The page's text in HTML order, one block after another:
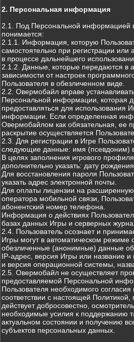
2. Персональная информация
2.1. Под Персональной информацией
понимается:
2.1.1. Информация, которую
самостоятельно при регистрации или
в процессе дальнейшего
2.1.2. Данные, которые передаются в
зависимости от настроек
Пользователя в обезличенном виде.
2.2. Овермобайл вправе
Персональной информации, которая
предоставляться для использования
информации. Если определенная
Овермобайлом как обязательная, ее
раскрытие осуществляется
2.3. Для регистрации в Игре
следующие данные: имя (псевдоним)
В целях заполнения игрового
дополнительно указать: дату
Для восстановления пароля
указать адрес электронной почты.
Для оплаты лицензии на
оператора мобильной связи,
абонентский номер телефона.
Информация о действиях
базах данных Игры и серверных
2.4. Пользователь осознает и
Игры могут в автоматическом режиме
обезличенные (анонимные) данные об
IP-адрес, версия Игры или название и
и версия операционной системы,
2.5. Овермобайл не осуществляет
предоставляемой Персональной
Пользователя необходимого согласия
соответствии с настоящей Политикой,
действует добросовестно,
необходимые усилия к поддержанию
актуальном состоянии и получению
субъектов персональных данных.